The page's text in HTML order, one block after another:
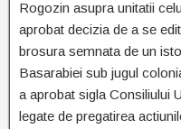
Rogozin asupra unitatii
aprobat decizia de a se
brosura semnata de un
Basarabiei sub jugul
a aprobat sigla Consiliului
legate de pregatirea